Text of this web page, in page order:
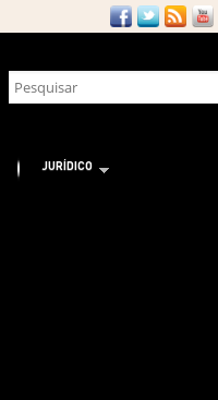
JURÍDICO